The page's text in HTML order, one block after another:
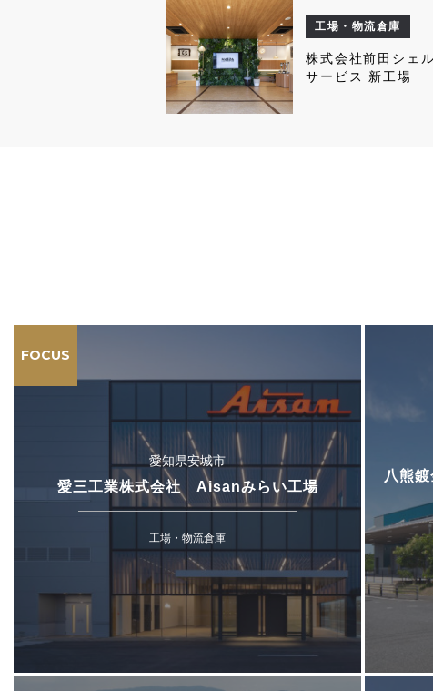
工場・物流倉庫
株式会社前田シェル
サービス 新工場
FOCUS
愛知県安城市
愛三工業株式会社 Aisanみらい工場
工場・物流倉庫
八熊